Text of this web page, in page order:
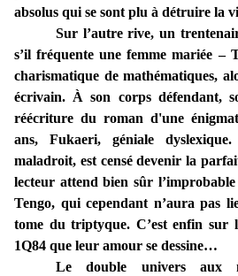
absolus qui se sont plu à détruire la
Sur l’autre rive, un
s’il fréquente une femme mariée –
charismatique de mathématiques,
écrivain. À son corps défendant,
réécriture du roman d'une
ans, Fukaeri, géniale
maladroit, est censé devenir la
lecteur attend bien sûr
Tengo, qui cependant n’aura pas
tome du triptyque. C’est enfin sur
1Q84 que leur amour se dessine…
Le double univers aux